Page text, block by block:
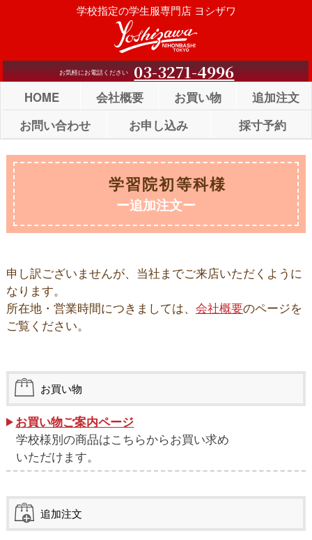
学校指定の学生服専門店 ヨシザワ
お気軽にお電話ください 03-3271-4996
HOME 会社概要 お買い物
追加注文
お問い合わせ
お申し込み 採寸予約
学習院初等科様
ー追加注文ー
申し訳ございませんが、当社までご来店いただくように
なります。
所在地・営業時間につきましては、 会社概要のページを
ご覧ください。
お買い物
お買い物ご案内ページ
学校様別の商品はこちらからお買い求め
いただけます。
追加注文